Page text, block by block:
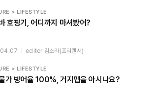
> LIFESTYLE
호핑기, 어디까지 마셔봤어?
editor 김소라(프리랜서)
> LIFESTYLE
가 방어율 100%, 거지맵을 아시나요?